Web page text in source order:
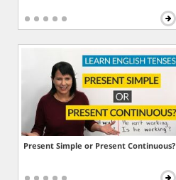
Present Simple or Present Continuous?